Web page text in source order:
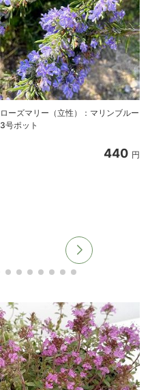
ローズマリー（立性）：マリンブルー
3号ポット
440 円